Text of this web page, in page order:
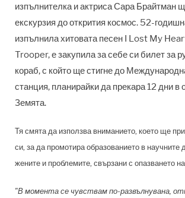
изпълнителка и актриса Сара Брайтман
екскурзия до открития космос. 52-
изпълнила хитовата песен I Lost My
Trooper, е закупила за себе си билет за
кораб, с който ще стигне до
станция, планирайки да прекара 12 дни в
Земята.
Тя смята да използва вниманието, което ще
си, за да промотира образованието в научните
жените и проблемите, свързани с опазването
"В момента се чувствам по-развълнувана,